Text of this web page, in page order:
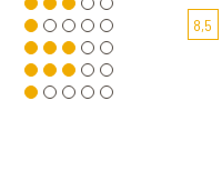
8,5